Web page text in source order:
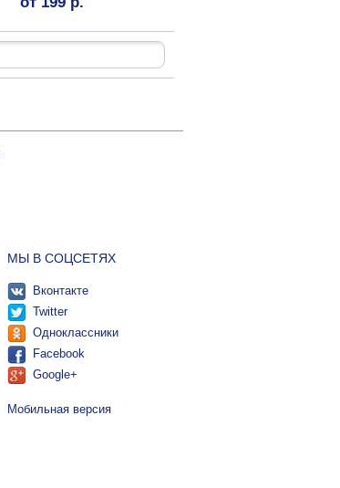
МЫ В СОЦСЕТЯХ
Вконтакте
Twitter
Одноклассники
Facebook
Google+
Мобильная версия